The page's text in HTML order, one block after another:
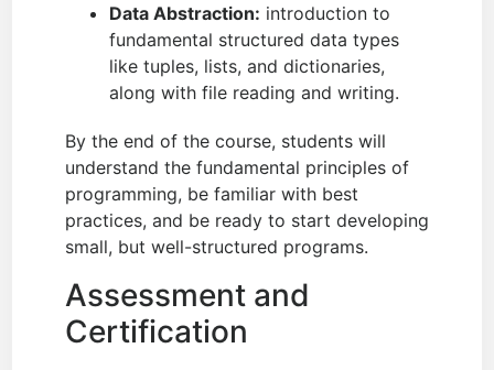
Data Abstraction: introduction to
fundamental structured data types
like tuples, lists, and dictionaries,
along with file reading and writing.
By the end of the course, students will
understand the fundamental principles of
programming, be familiar with best
practices, and be ready to start developing
small, but well-structured programs.
Assessment and
Certification